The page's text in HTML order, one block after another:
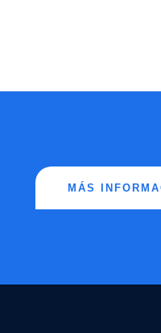
MÁS